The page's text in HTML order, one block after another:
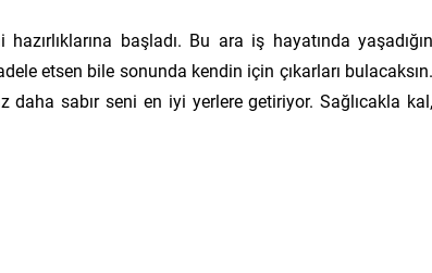
başladı. Bu ara iş hayatında yaşadığın
etsen bile sonunda kendin için çıkarları bulacaksın.
sabır seni en iyi yerlere getiriyor. Sağlıcakla kal,